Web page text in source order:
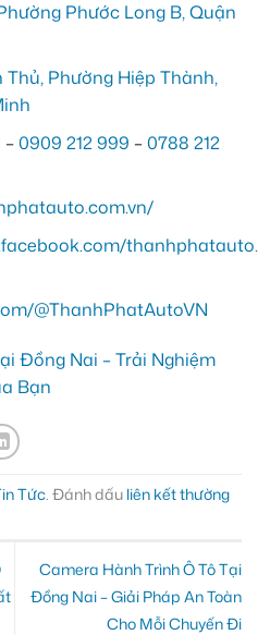
Phước Long B, Quận
Thủ, Phường Hiệp Thành,
–0909 212 999 –0788 212
@ThanhPhatAutoVN
Đồng Nai – Trải Nghiệm
Bạn
Tức. Đánh dấu liên kết thường
Camera Hành Trình Ô Tô Tại
Đồng Nai – Giải Pháp An Toàn
Cho Mỗi Chuyến Đi